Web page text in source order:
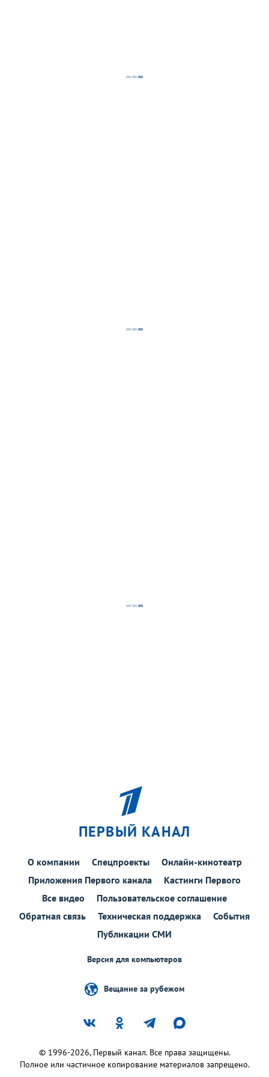
ПЕРВЫЙ КАНАЛ
О компании Спецпроекты
Онлайн-кинотеатр
Приложения Первого канала
Кастинги Первого
Все видео
Пользовательское соглашение
Обратная связь
Техническая поддержка
События
Публикации СМИ
Версия для компьютеров
Вещание за рубежом
© 1996-2026, Первый канал. Все права защищены.
Полное или частичное копирование материалов запрещено.